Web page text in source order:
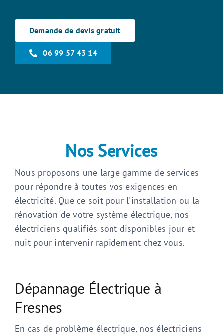
Demande de devis gratuit
06 99 57 43 14
Nos Services
Nous proposons une large gamme de services
pour répondre à toutes vos exigences en
électricité. Que ce soit pour l'installation ou la
rénovation de votre système électrique, nos
électriciens qualifiés sont disponibles jour et
nuit pour intervenir rapidement chez vous.
Dépannage Électrique à
Fresnes
En cas de problème électrique, nos électriciens